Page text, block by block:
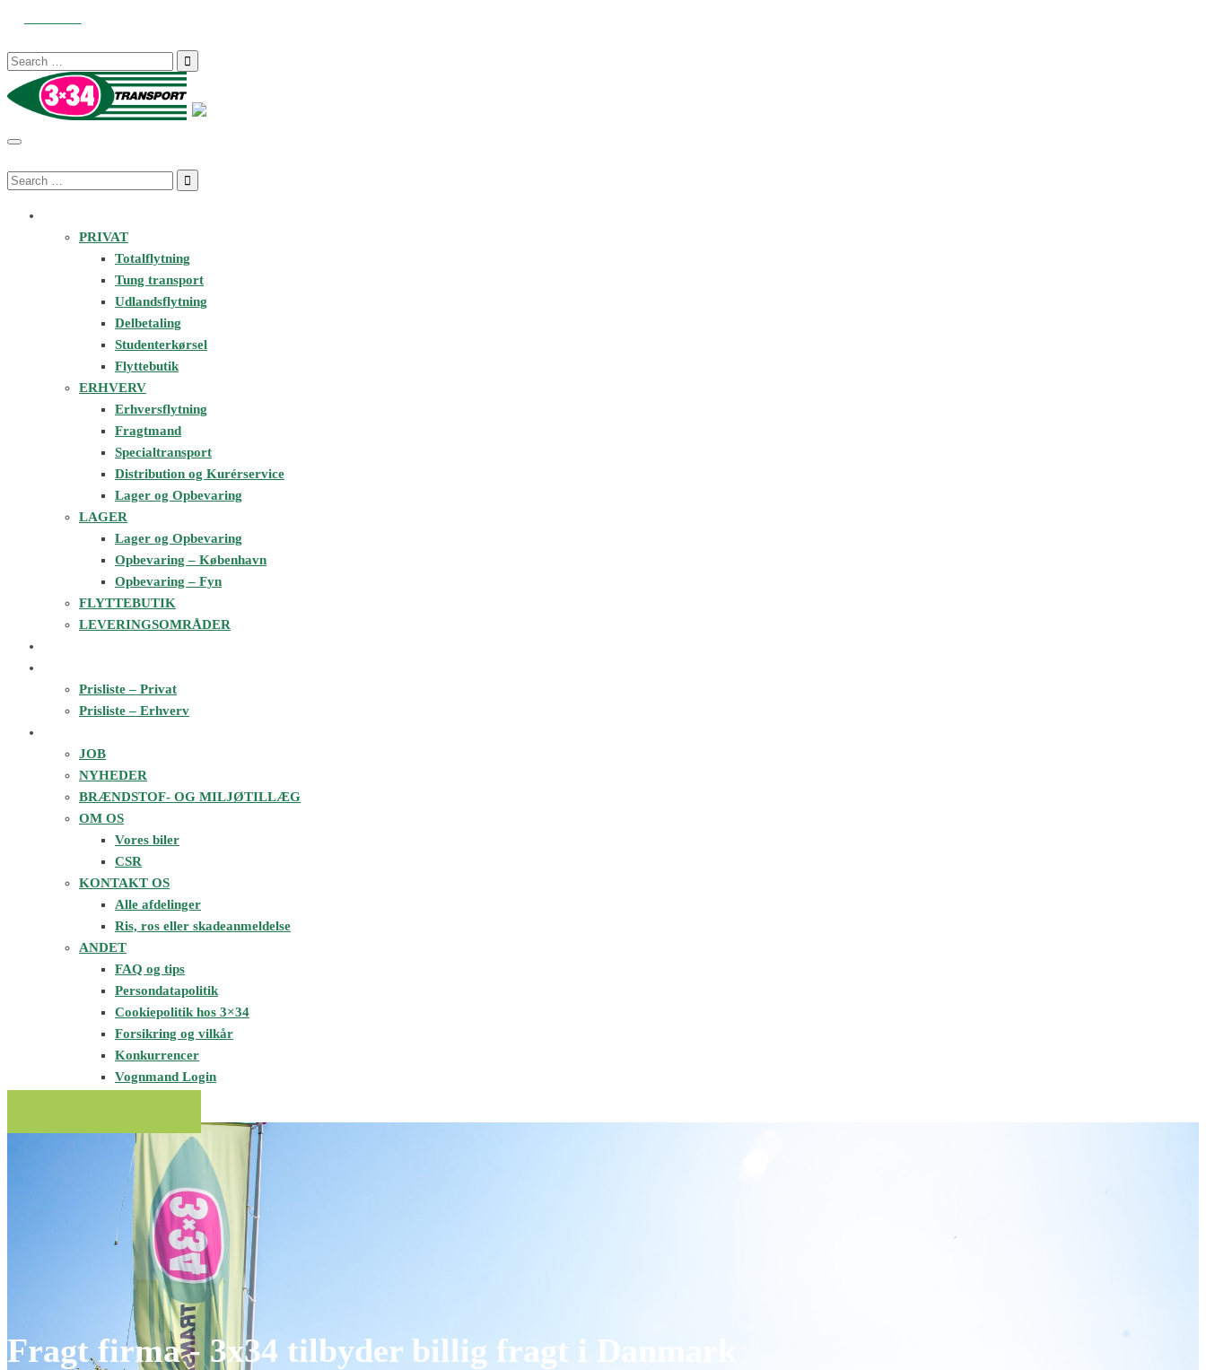
Search
for:
Search
PRIVAT
Totalflytning
Tung transport
Udlandsflytning
Delbetaling
Studenterkørsel
Flyttebutik
ERHVERV
Erhversflytning
Fragtmand
Specialtransport
Distribution og Kurérservice
Lager og Opbevaring
LAGER
Lager og Opbevaring
Opbevaring – København
Opbevaring – Fyn
FLYTTEBUTIK
LEVERINGSOMRÅDER
Prisliste – Privat
Prisliste – Erhverv
JOB
NYHEDER
BRÆNDSTOF- OG MILJØTILLÆG
OM OS
Vores biler
CSR
KONTAKT OS
Alle afdelinger
Ris, ros eller skadeanmeldelse
ANDET
FAQ og tips
Persondatapolitik
Cookiepolitik hos 3×34
Forsikring og vilkår
Konkurrencer
Vognmand Login
Fragt firma - 3x34 tilbyder billig fragt i Danmark